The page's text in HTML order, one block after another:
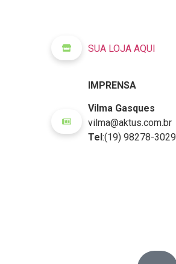
SUA LOJA AQUI
IMPRENSA
Vilma Gasques
vilma@aktus.com.br
Tel:(19) 98278-3029